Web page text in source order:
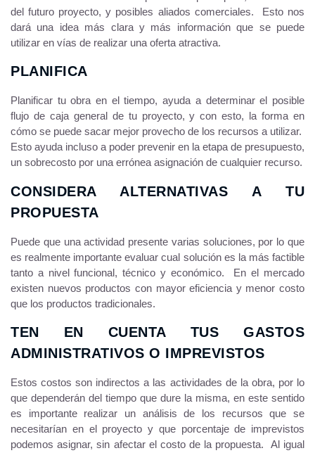
del futuro proyecto, y posibles aliados comerciales. Esto nos
dará una idea más clara y más información que se puede
utilizar en vías de realizar una oferta atractiva.
PLANIFICA
Planificar tu obra en el tiempo, ayuda a determinar el posible
flujo de caja general de tu proyecto, y con esto, la forma en
cómo se puede sacar mejor provecho de los recursos a utilizar.
Esto ayuda incluso a poder prevenir en la etapa de presupuesto,
un sobrecosto por una errónea asignación de cualquier recurso.
CONSIDERA ALTERNATIVAS A TU
PROPUESTA
Puede que una actividad presente varias soluciones, por lo que
es realmente importante evaluar cual solución es la más factible
tanto a nivel funcional, técnico y económico. En el mercado
existen nuevos productos con mayor eficiencia y menor costo
que los productos tradicionales.
TEN EN CUENTA TUS GASTOS
ADMINISTRATIVOS O IMPREVISTOS
Estos costos son indirectos a las actividades de la obra, por lo
que dependerán del tiempo que dure la misma, en este sentido
es importante realizar un análisis de los recursos que se
necesitarían en el proyecto y que porcentaje de imprevistos
podemos asignar, sin afectar el costo de la propuesta. Al igual